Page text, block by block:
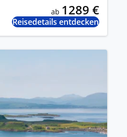
ab 1289 €
Reisedetails entdecken